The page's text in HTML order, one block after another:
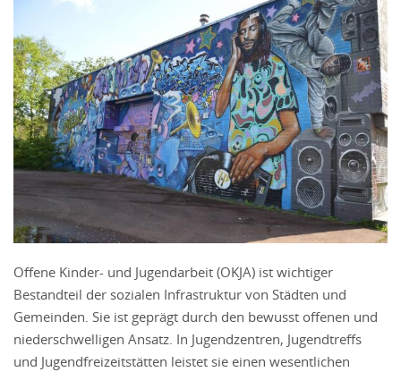
Offene Kinder- und Jugendarbeit (OKJA) ist wichtiger
Bestandteil der sozialen Infrastruktur von Städten und
Gemeinden. Sie ist geprägt durch den bewusst offenen und
niederschwelligen Ansatz. In Jugendzentren, Jugendtreffs
und Jugendfreizeitstätten leistet sie einen wesentlichen